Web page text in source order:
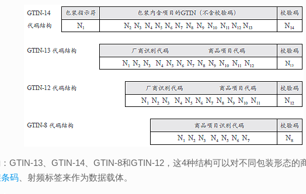
GTIN-13、GTIN-14、GTIN-8和GTIN-12，这4种结构可以对不同包装形态的
码 、射频标签来作为数据载体。